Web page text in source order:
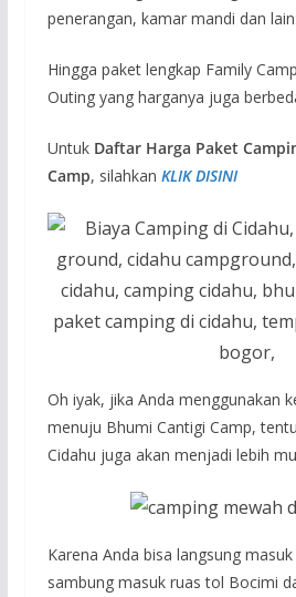
penerangan, kamar mandi dan
Hingga paket lengkap Family
Outing yang harganya juga
Untuk Daftar Harga Paket
Camp, silahkan KLIK DISINI
Oh iyak, jika Anda menggunakan
menuju Bhumi Cantigi Camp,
Cidahu juga akan menjadi lebih
Karena Anda bisa langsung
sambung masuk ruas tol Bocimi